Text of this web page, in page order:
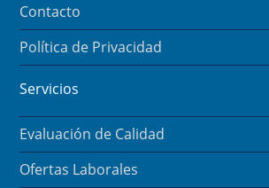
Contacto
Política de Privacidad
Servicios
Evaluación de Calidad
Ofertas Laborales